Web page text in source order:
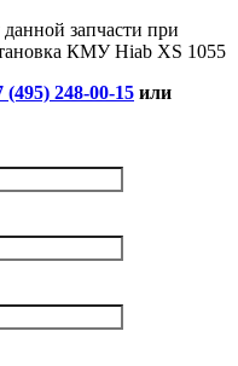
запчасти при
КМУ Hiab XS 1055
(495) 248-00-15 или